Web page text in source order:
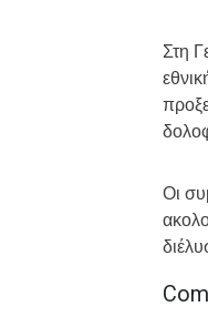
Στη
Οι